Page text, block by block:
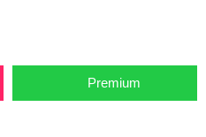
Premium